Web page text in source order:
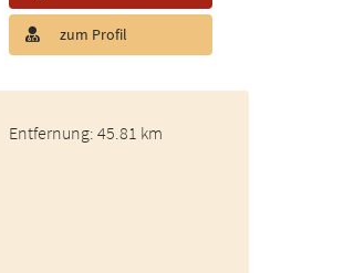
zum Profil
Entfernung: 45.81 km